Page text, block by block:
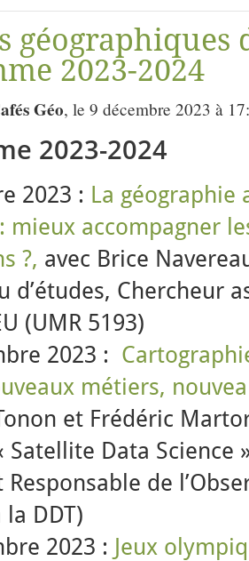
géographiques
2023-2024
Géo, le 9 décembre 2023 à
2023-2024
2023 : La géographie
: mieux accompagner
?, avec Brice
d’études, Chercheur
(UMR 5193)
2023 :
métiers,
et Frédéric
Satellite Data
Responsable de
la DDT)
2023 : Jeux